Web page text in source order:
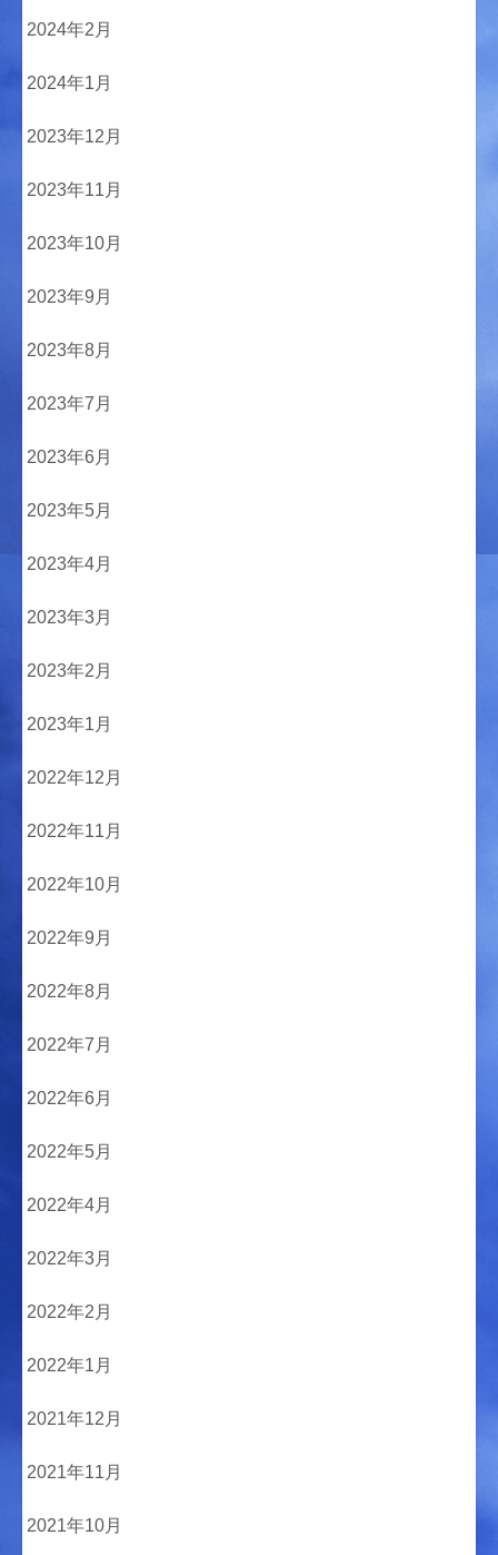
2024年2月
2024年1月
2023年12月
2023年11月
2023年10月
2023年9月
2023年8月
2023年7月
2023年6月
2023年5月
2023年4月
2023年3月
2023年2月
2023年1月
2022年12月
2022年11月
2022年10月
2022年9月
2022年8月
2022年7月
2022年6月
2022年5月
2022年4月
2022年3月
2022年2月
2022年1月
2021年12月
2021年11月
2021年10月